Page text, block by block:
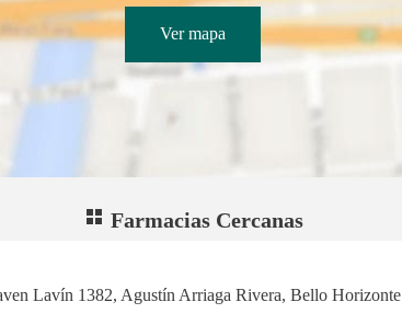
Ver mapa
Farmacias Cercanas
Lavín 1382, Agustín Arriaga Rivera, Bello Horizonte